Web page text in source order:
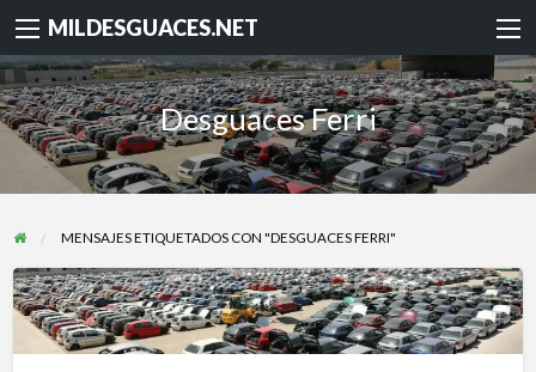
MILDESGUACES.NET
Desguaces Ferri
MENSAJES ETIQUETADOS CON "DESGUACES FERRI"
LISTADO
COMPLETO